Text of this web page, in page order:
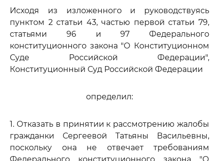
Исходя из изложенного и руководствуясь
пунктом 2 статьи 43, частью первой статьи 79,
статьями 96 и 97 Федерального
конституционного закона "О Конституционном
Суде Российской Федерации",
Конституционный Суд Российской Федерации
определил:
1. Отказать в принятии к рассмотрению жалобы
гражданки Сергеевой Татьяны Васильевны,
поскольку она не отвечает требованиям